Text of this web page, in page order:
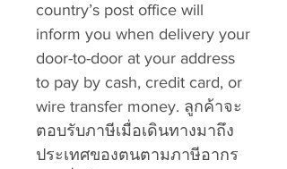
country’s post office will
inform you when delivery your
door-to-door at your address
to pay by cash, credit card, or
wire transfer money. ลูกค้าจะ
ตอบรับภาษีเมื่อเดินทางมาถึง
ประเทศของตนตามภาษีอากร